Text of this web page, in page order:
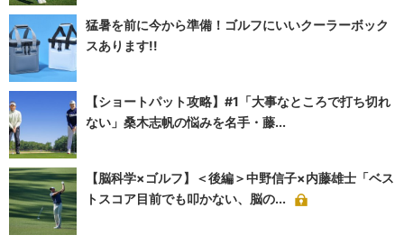
猛暑を前に今から準備！ゴルフにいいクーラーボック
スあります!!
【ショートパット攻略】#1「大事なところで打ち切れ
ない」桑木志帆の悩みを名手・藤...
【脳科学×ゴルフ】＜後編＞中野信子×内藤雄士「ベス
トスコア目前でも叩かない、脳の...